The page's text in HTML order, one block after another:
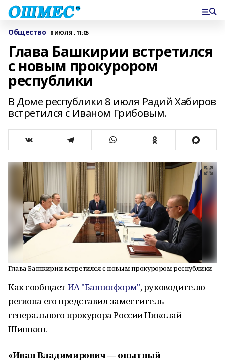
Общество 8 ИЮЛЯ , 11:05
Глава Башкирии встретился
с новым прокурором
республики
В Доме республики 8 июля Радий Хабиров
встретился с Иваном Грибовым.
Глава Башкирии встретился с новым прокурором республики
Как сообщает ИА "Башинформ", руководителю
региона его представил заместитель
генерального прокурора России Николай
Шишкин.
«Иван Владимирович — опытный